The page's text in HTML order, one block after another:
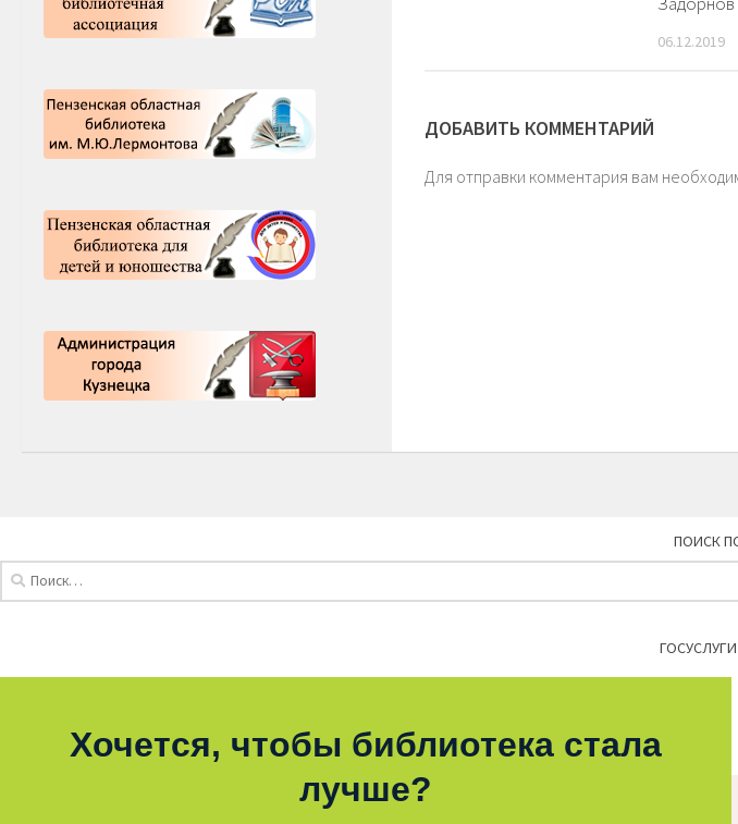
06.12.2019
ДОБАВИТЬ КОММЕНТАРИЙ
Для отправки комментария вам
ПОИСК
Хочется, чтобы библиотека стала
лучше?